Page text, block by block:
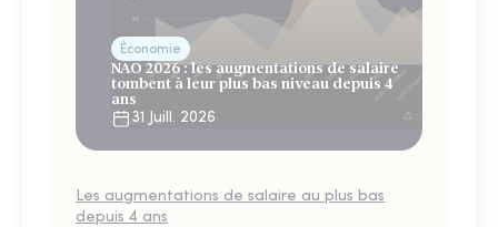
Économie
NAO 2026 : les augmentations de salaire
tombent à leur plus bas niveau depuis 4
ans
31 Juill. 2026
Les augmentations de salaire au plus bas
depuis 4 ans